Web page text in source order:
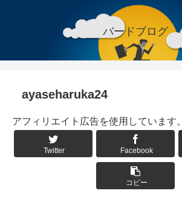
バードブログ
ayaseharuka24
アフィリエイト広告を使用しています。
Twitter Facebook
コピー